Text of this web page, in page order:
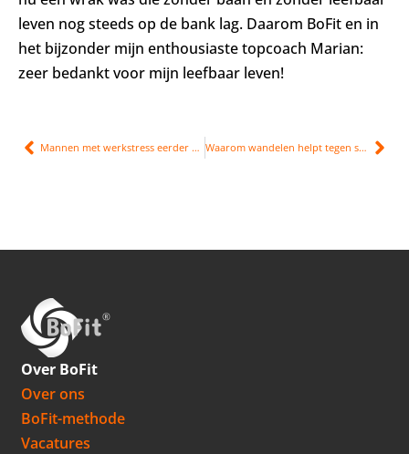
leven nog steeds op de bank lag. Daarom BoFit en in
het bijzonder mijn enthousiaste topcoach Marian:
zeer bedankt voor mijn leefbaar leven!
Mannen met werkstress eerder kans op overlijden Waarom wandelen helpt tegen stress en burn-out
Over BoFit
Over ons
BoFit-methode
Vacatures